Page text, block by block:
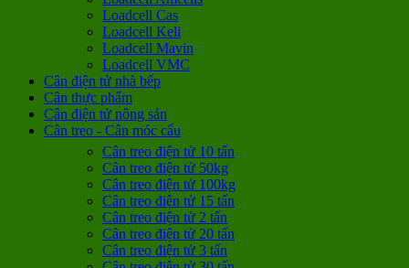
Loadcell Cas
Loadcell Keli
Loadcell Mavin
Loadcell VMC
Cân điện tử nhà bếp
Cân thực phẩm
Cân điện tử nông sản
Cân treo - Cân móc cẩu
Cân treo điện tử 10 tấn
Cân treo điện tử 50kg
Cân treo điện tử 100kg
Cân treo điện tử 15 tấn
Cân treo điện tử 2 tấn
Cân treo điện tử 20 tấn
Cân treo điện tử 3 tấn